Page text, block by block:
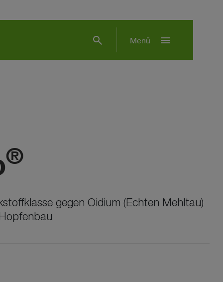
search Menü menu
®
gegen Oidium (Echten Mehltau)